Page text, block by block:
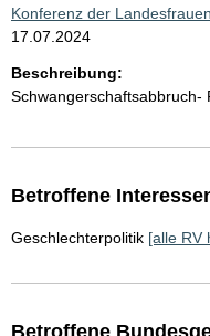
Konferenz der
17.07.2024
Beschreibung:
Betroffene
Geschlechterpolitik [alle RV
Betroffene